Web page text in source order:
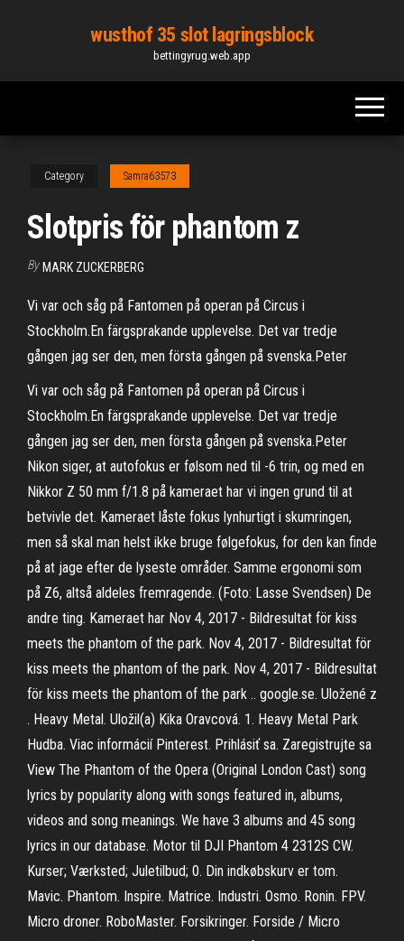
content
wusthof 35 slot lagringsblock
bettingyrug.web.app
Category Samra63573
Slotpris för phantom z
By MARK ZUCKERBERG
Vi var och såg på Fantomen på operan på Circus i
Stockholm.En färgsprakande upplevelse. Det var tredje
gången jag ser den, men första gången på svenska.Peter
Vi var och såg på Fantomen på operan på Circus i
Stockholm.En färgsprakande upplevelse. Det var tredje
gången jag ser den, men första gången på svenska.Peter
Nikon siger, at autofokus er følsom ned til -6 trin, og med en
Nikkor Z 50 mm f/1.8 på kameraet har vi ingen grund til at
betvivle det. Kameraet låste fokus lynhurtigt i skumringen,
men så skal man helst ikke bruge følgefokus, for den kan finde
på at jage efter de lyseste områder. Samme ergonomi som
på Z6, altså aldeles fremragende. (Foto: Lasse Svendsen) De
andre ting. Kameraet har Nov 4, 2017 - Bildresultat för kiss
meets the phantom of the park. Nov 4, 2017 - Bildresultat för
kiss meets the phantom of the park. Nov 4, 2017 - Bildresultat
för kiss meets the phantom of the park .. google.se. Uložené z
. Heavy Metal. Uložil(a) Kika Oravcová. 1. Heavy Metal Park
Hudba. Viac informácií Pinterest. Prihlásiť sa. Zaregistrujte sa
View The Phantom of the Opera (Original London Cast) song
lyrics by popularity along with songs featured in, albums,
videos and song meanings. We have 3 albums and 45 song
lyrics in our database. Motor til DJI Phantom 4 2312S CW.
Kurser; Værksted; Juletilbud; 0. Din indkøbskurv er tom.
Mavic. Phantom. Inspire. Matrice. Industri. Osmo. Ronin. FPV.
Micro droner. RoboMaster. Forsikringer. Forside / Micro